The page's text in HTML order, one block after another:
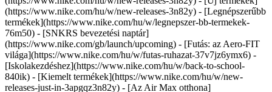
(https://www.nike.com/hu/w/new-releases-3n82y) - [Legnépszerűbb
termékek](https://www.nike.com/hu/w/legnepszer-bb-termekek-
76m50) - [SNKRS bevezetési naptár]
(https://www.nike.com/gb/launch/upcoming) - [Futás: az Aero-FIT
világa](https://www.nike.com/hu/w/futas-ruhazat-37v7jz6ymx6) -
[Iskolakezdéshez](https://www.nike.com/hu/w/back-to-school-
840ik) - [Kiemelt termékek](https://www.nike.com/hu/w/new-
releases-just-in-3apgqz3n82y) - [Az Air Max otthona]